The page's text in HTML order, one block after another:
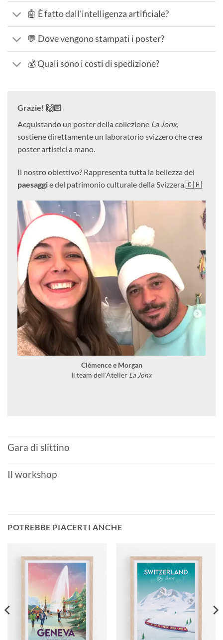
🤖 È fatto dall'intelligenza artificiale?
💬 Dove vengono stampati i poster?
💰 Quali sono i costi di spedizione?
Grazie! 🙌🏻
Acquistando un poster della collezione La Jonx,
sostiene direttamente un laboratorio svizzero che crea
poster artistici a mano.
Il nostro obiettivo? Rappresenta tutta la bellezza dei
paesaggie del patrimonio culturale della Svizzera.🇨🇭
Clémence e Morgan
Il team dell'Atelier La Jonx
Gara di slittino
Il workshop
POTREBBE PIACERTI ANCHE